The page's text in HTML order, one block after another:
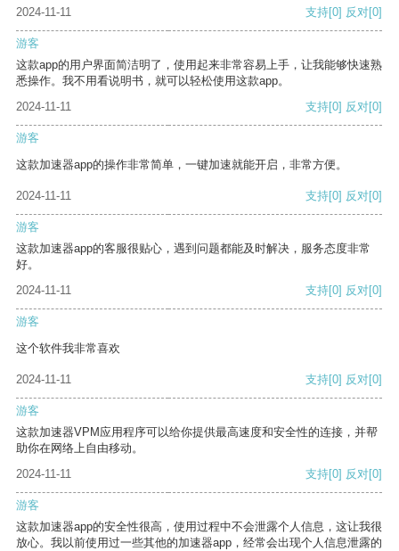
2024-11-11 支持[0] 反对[0]
游客
这款app的用户界面简洁明了，使用起来非常容易上手，让我能够快速熟
悉操作。我不用看说明书，就可以轻松使用这款app。
2024-11-11
支持[0] 反对[0]
游客
这款加速器app的操作非常简单，一键加速就能开启，非常方便。
2024-11-11 支持[0] 反对[0]
游客
这款加速器app的客服很贴心，遇到问题都能及时解决，服务态度非常
好。
2024-11-11
支持[0] 反对[0]
游客
这个软件我非常喜欢
2024-11-11 支持[0] 反对[0]
游客
这款加速器VPM应用程序可以给你提供最高速度和安全性的连接，并帮
助你在网络上自由移动。
2024-11-11
支持[0] 反对[0]
游客
这款加速器app的安全性很高，使用过程中不会泄露个人信息，这让我很
放心。我以前使用过一些其他的加速器app，经常会出现个人信息泄露的